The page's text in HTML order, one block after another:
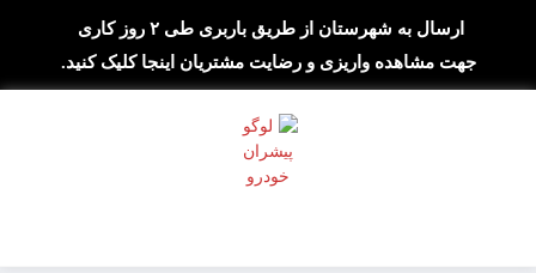
ارسال به شهرستان از طریق باربری طی ۲ روز کاری
جهت مشاهده واریزی و رضایت مشتریان اینجا کلیک کنید.